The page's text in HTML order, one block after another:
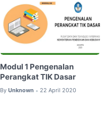
Modul 1 Pengenalan
Perangkat TIK Dasar
By Unknown • 22 April 2020